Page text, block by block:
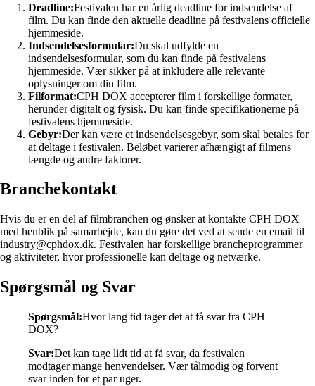
Deadline:Festivalen har en årlig deadline for indsendelse af
film. Du kan finde den aktuelle deadline på festivalens officielle
hjemmeside.
Indsendelsesformular:Du skal udfylde en
indsendelsesformular, som du kan finde på festivalens
hjemmeside. Vær sikker på at inkludere alle relevante
oplysninger om din film.
Filformat:CPH DOX accepterer film i forskellige formater,
herunder digitalt og fysisk. Du kan finde specifikationerne på
festivalens hjemmeside.
Gebyr:Der kan være et indsendelsesgebyr, som skal betales for
at deltage i festivalen. Beløbet varierer afhængigt af filmens
længde og andre faktorer.
Branchekontakt
Hvis du er en del af filmbranchen og ønsker at kontakte CPH DOX
med henblik på samarbejde, kan du gøre det ved at sende en email til
industry@cphdox.dk. Festivalen har forskellige brancheprogrammer
og aktiviteter, hvor professionelle kan deltage og netværke.
Spørgsmål og Svar
Spørgsmål:Hvor lang tid tager det at få svar fra CPH
DOX?
Svar:Det kan tage lidt tid at få svar, da festivalen
modtager mange henvendelser. Vær tålmodig og forvent
svar inden for et par uger.